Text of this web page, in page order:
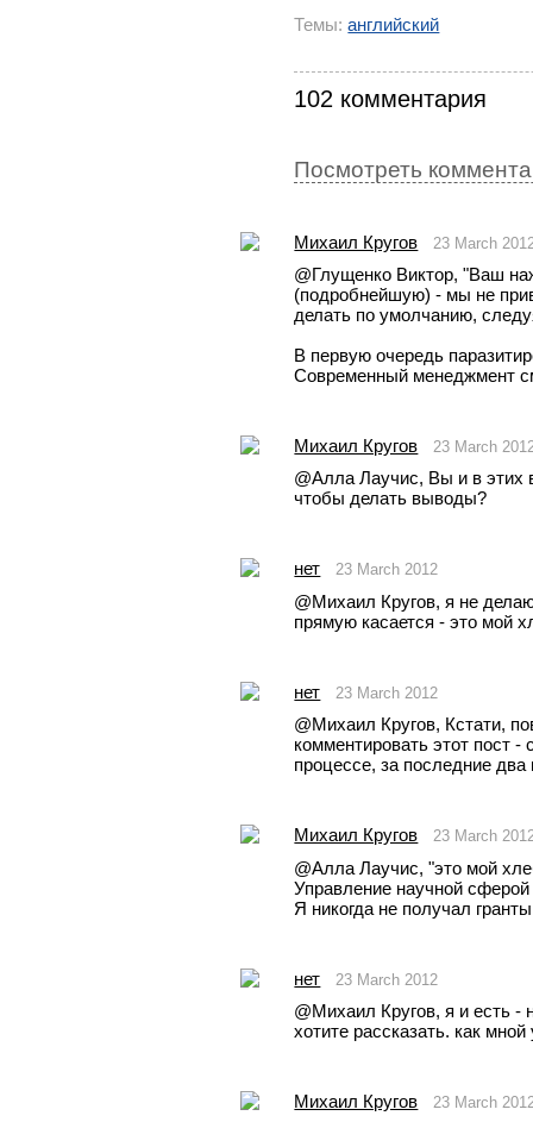
Темы: английский
102 комментария
Посмотреть
Михаил Кругов 23 March
@Глущенко Виктор, "Ваш
(подробнейшую) - мы не
делать по умолчанию,
В первую очередь
Современный менеджмент
Михаил Кругов 23 March
@Aлла Лаучис, Вы и в этих
чтобы делать выводы?
нет 23 March 2012
@Михаил Кругов, я не
прямую касается - это мой
нет 23 March 2012
@Михаил Кругов, Кстати,
комментировать этот пост -
процессе, за последние два
Михаил Кругов 23 March
@Aлла Лаучис, "это мой
Управление научной
Я никогда не получал
нет 23 March 2012
@Михаил Кругов, я и есть -
хотите рассказать. как
Михаил Кругов 23 March